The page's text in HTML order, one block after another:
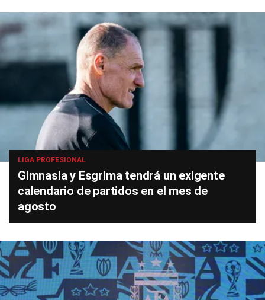
LIGA PROFESIONAL
Gimnasia y Esgrima tendrá un exigente
calendario de partidos en el mes de
agosto